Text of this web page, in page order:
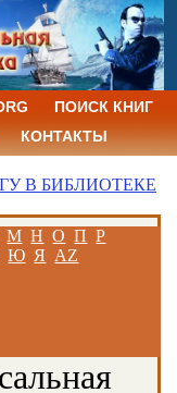
ПОИСК КНИГ
КОНТАКТЫ
В БИБЛИОТЕКЕ
М Н О П Р
Ю Я AZ